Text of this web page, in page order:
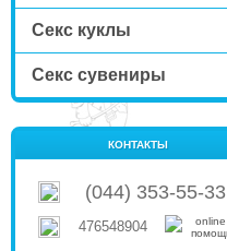
Секс куклы
Секс сувениры
КОНТАКТЫ
(044) 353-55-33
476548904